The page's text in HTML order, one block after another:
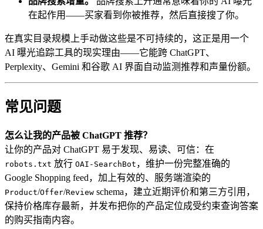
在起作用——买家看到你被推荐，然后直接搜了你。
在真实目录规模上手动做这些是不可持续的，这正是用一个
AI 曝光追踪工具的现实理由——它能跨 ChatGPT、
Perplexity、Gemini 和谷歌 AI 界面自动监测推荐和声量份额。
常见问题
怎么让我的产品被 ChatGPT 推荐？
让你的产品对 ChatGPT 易于发现、易读、可信：在
robots.txt 放行 OAI-SearchBot ，维护一份完整准确的
Google Shopping feed，加上有效的、服务端渲染的
Product/Offer/Review schema，建立近期评价和第三方引用，
保持价格库存最新，并发布把你的产品定位成受约束查询答案
的购买指南内容。